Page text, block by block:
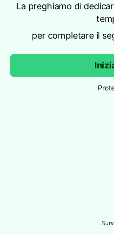
La preghiamo di
per completare il